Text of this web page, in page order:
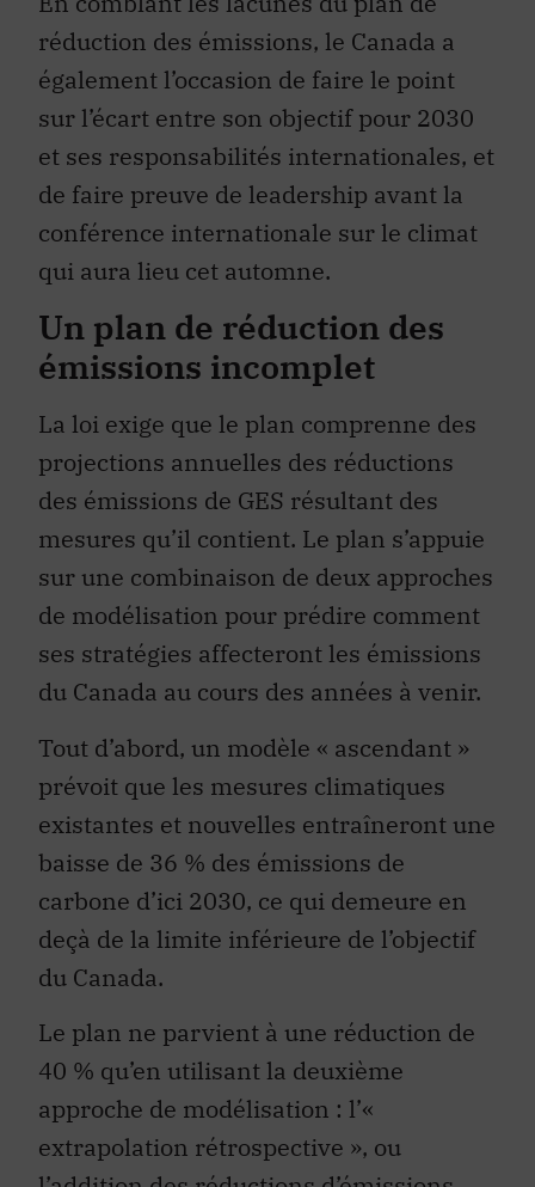
réduction des émissions, le Canada a
également l’occasion de faire le point
sur l’écart entre son objectif pour 2030
et ses responsabilités internationales, et
de faire preuve de leadership avant la
conférence internationale sur le climat
qui aura lieu cet automne.
Un plan de réduction des
émissions incomplet
La loi exige que le plan comprenne des
projections annuelles des réductions
des émissions de GES résultant des
mesures qu’il contient. Le plan s’appuie
sur une combinaison de deux approches
de modélisation pour prédire comment
ses stratégies affecteront les émissions
du Canada au cours des années à venir.
Tout d’abord, un modèle « ascendant »
prévoit que les mesures climatiques
existantes et nouvelles entraîneront une
baisse de 36 % des émissions de
carbone d’ici 2030, ce qui demeure en
deçà de la limite inférieure de l’objectif
du Canada.
Le plan ne parvient à une réduction de
40 % qu’en utilisant la deuxième
approche de modélisation : l’«
extrapolation rétrospective », ou